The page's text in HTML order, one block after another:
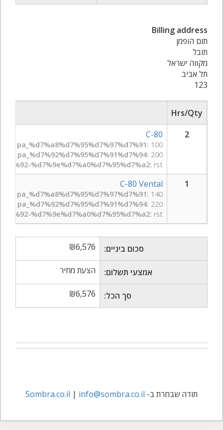
Billing address
תום הופמן
תובל
מקווה ישראל
תל אביב
123
Hrs/Qty
2
C-80
pa_%d7%a8%d7%95%d7%97%d7%91: 100
pa_%d7%92%d7%95%d7%91%d7%94: 200
%d7%9e%d7%a0%d7%95%d7%a2: rst
1
C-80 Vental
pa_%d7%a8%d7%95%d7%97%d7%91: 140
pa_%d7%92%d7%95%d7%91%d7%94: 220
%d7%9e%d7%a0%d7%95%d7%a2: rst
סכום ביניים: ₪6,576
אמצעי תשלום: הצעת מחיר
סך הכל: ₪6,576
תודה שבחרת ב- Sombra.co.il | info@sombra.co.il